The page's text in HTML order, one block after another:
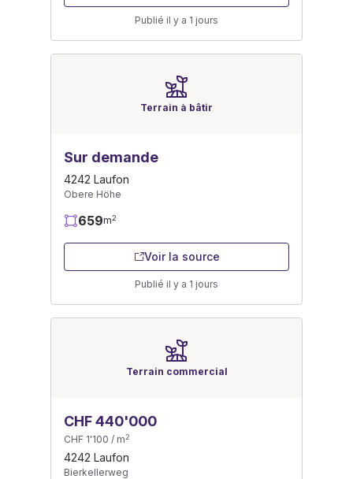
Publié il y a 1 jours
Terrain à bâtir
Sur demande
4242 Laufon
Obere Höhe
659m2
Voir la source
Publié il y a 1 jours
Terrain commercial
CHF 440'000
CHF 1'100 / m2
4242 Laufon
Bierkellerweg